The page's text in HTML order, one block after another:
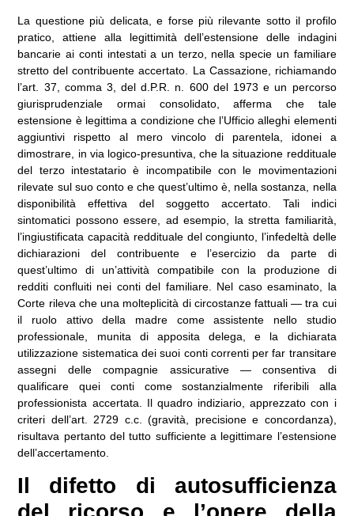
La questione più delicata, e forse più rilevante sotto il profilo
pratico, attiene alla legittimità dell’estensione delle indagini
bancarie ai conti intestati a un terzo, nella specie un familiare
stretto del contribuente accertato. La Cassazione, richiamando
l’art. 37, comma 3, del d.P.R. n. 600 del 1973 e un percorso
giurisprudenziale ormai consolidato, afferma che tale
estensione è legittima a condizione che l’Ufficio alleghi elementi
aggiuntivi rispetto al mero vincolo di parentela, idonei a
dimostrare, in via logico-presuntiva, che la situazione reddituale
del terzo intestatario è incompatibile con le movimentazioni
rilevate sul suo conto e che quest’ultimo è, nella sostanza, nella
disponibilità effettiva del soggetto accertato. Tali indici
sintomatici possono essere, ad esempio, la stretta familiarità,
l’ingiustificata capacità reddituale del congiunto, l’infedeltà delle
dichiarazioni del contribuente e l’esercizio da parte di
quest’ultimo di un’attività compatibile con la produzione di
redditi confluiti nei conti del familiare. Nel caso esaminato, la
Corte rileva che una molteplicità di circostanze fattuali — tra cui
il ruolo attivo della madre come assistente nello studio
professionale, munita di apposita delega, e la dichiarata
utilizzazione sistematica dei suoi conti correnti per far transitare
assegni delle compagnie assicurative — consentiva di
qualificare quei conti come sostanzialmente riferibili alla
professionista accertata. Il quadro indiziario, apprezzato con i
criteri dell’art. 2729 c.c. (gravità, precisione e concordanza),
risultava pertanto del tutto sufficiente a legittimare l’estensione
dell’accertamento.
Il difetto di autosufficienza